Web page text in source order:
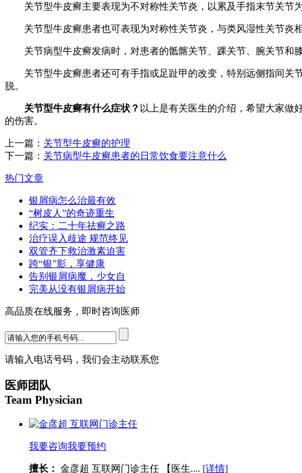
关节型牛皮癣主要表现为不对称性关节炎，以累及手指末节关节
关节型牛皮癣患者也可表现为对称性关节炎，与类风湿性关节炎
关节病型牛皮癣发病时，对患者的骶髂关节、踝关节、腕关节和
关节型牛皮癣患者还可有手指或足趾甲的改变，特别远侧指间关
脱。
关节型牛皮癣有什么症状？ 以上是有关医生的介绍，希望大家做
的伤害。
上一篇： 关节型牛皮癣的护理
下一篇： 关节病型牛皮癣患者的日常饮食要注意什么
热门文章
银屑病怎么治最有效
“树皮人”的奇迹重生
纪实：二十年祛癣之路
治疗误入歧途 规范终见
双管齐下救治激素迫害
跨“银”影，享健康
告别银屑病魔，少女自
完美从没有银屑病开始
高品质在线服务，即时咨询医师
请输入电话号码，我们会主动联系您
医师团队
Team Physician
我要咨询我要预约
擅长： 金彦超 互联网门诊主任 【医生.... [详情]